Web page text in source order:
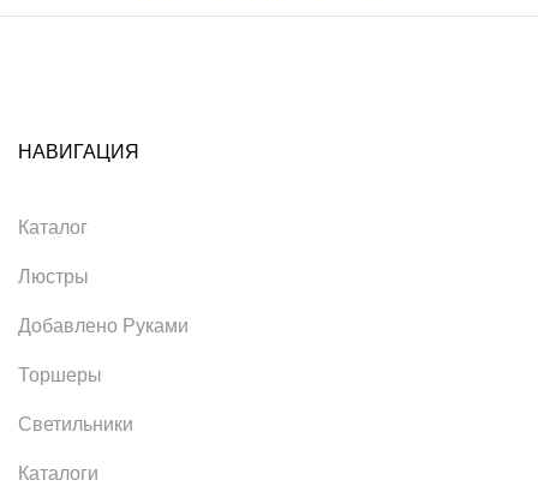
НАВИГАЦИЯ
Каталог
Люстры
Добавлено Руками
Торшеры
Светильники
Каталоги